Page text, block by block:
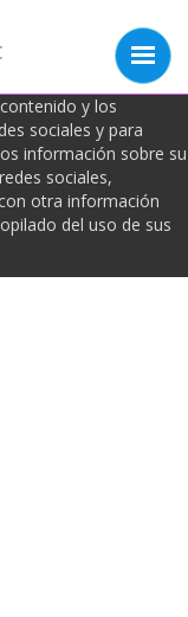
y los
sociales y para
información sobre su
sociales,
otra información
del uso de sus